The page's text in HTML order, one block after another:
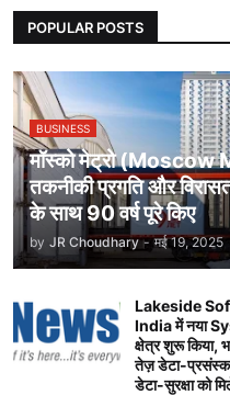
POPULAR POSTS
BUSINESS
मॉस्को मेट्रो (Moscow
तकनीकी प्रगति और
के साथ 90 वर्ष पूरे किए
by JR Choudhary - मई 19, 2025
Lakeside
India में नया
क्षेत्र शुरू किया,
तेज़ डेटा-
डेटा-सुरक्षा को